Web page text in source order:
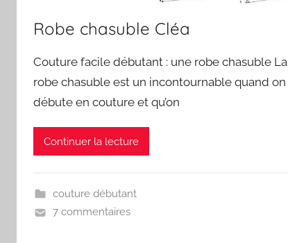
Robe chasuble Cléa
Couture facile débutant : une robe chasuble La
robe chasuble est un incontournable quand on
débute en couture et qu’on
Continuer la lecture
couture débutant
7 commentaires